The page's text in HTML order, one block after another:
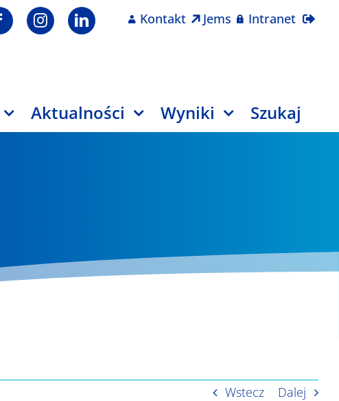
Kontakt Jems Intranet
Aktualności Wyniki Szukaj
Wstecz Dalej